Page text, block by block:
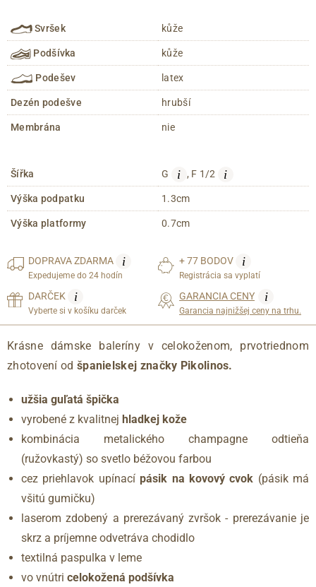
Svršek kůže
Podšívka kůže
Podešev latex
Dezén podešve hrubší
Membrána nie
Šířka G i , F 1/2 i
Výška podpatku 1.3cm
Výška platformy 0.7cm
DOPRAVAZDARMA i
Expedujeme do 24 hodín
+ 77 BODOV i
Registrácia sa vyplatí
DARČEK i
Vyberte si v košíku darček
GARANCIA CENY i
Garancia najnižšej ceny na trhu.
Krásne dámske baleríny v celokoženom, prvotriednom
zhotovení od španielskej značky Pikolinos.
užšia guľatá špička
vyrobené z kvalitnej hladkej kože
kombinácia metalického champagne odtieňa
(ružovkastý) so svetlo béžovou farbou
cez priehlavok upínacípásik na kovový cvok (pásik má
všitú gumičku)
laserom zdobený a prerezávaný zvršok - prerezávanie je
skrz a príjemne odvetráva chodidlo
textilná paspulka v leme
vo vnútri celokožená podšívka